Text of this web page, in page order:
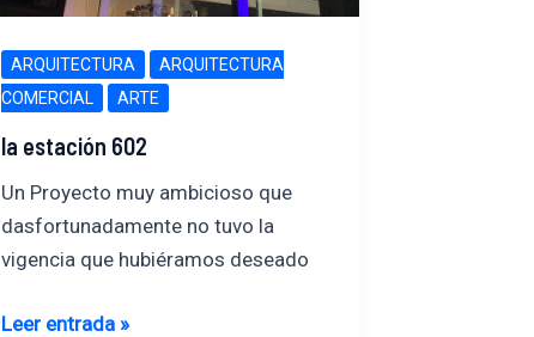
ARQUITECTURA
ARQUITECTURA
COMERCIAL
ARTE
la estación 602
Un Proyecto muy ambicioso que
dasfortunadamente no tuvo la
vigencia que hubiéramos deseado
la
Leer entrada »